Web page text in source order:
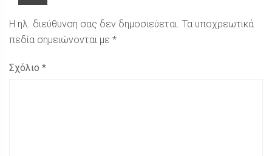
Η ηλ. διεύθυνση σας δεν δημοσιεύεται. Τα υποχρεωτικά
πεδία σημειώνονται με *
Σχόλιο *